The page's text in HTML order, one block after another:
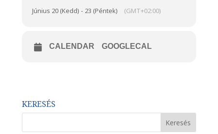
Június 20 (Kedd) - 23 (Péntek) (GMT+02:00)
CALENDAR GOOGLECAL
KERESÉS